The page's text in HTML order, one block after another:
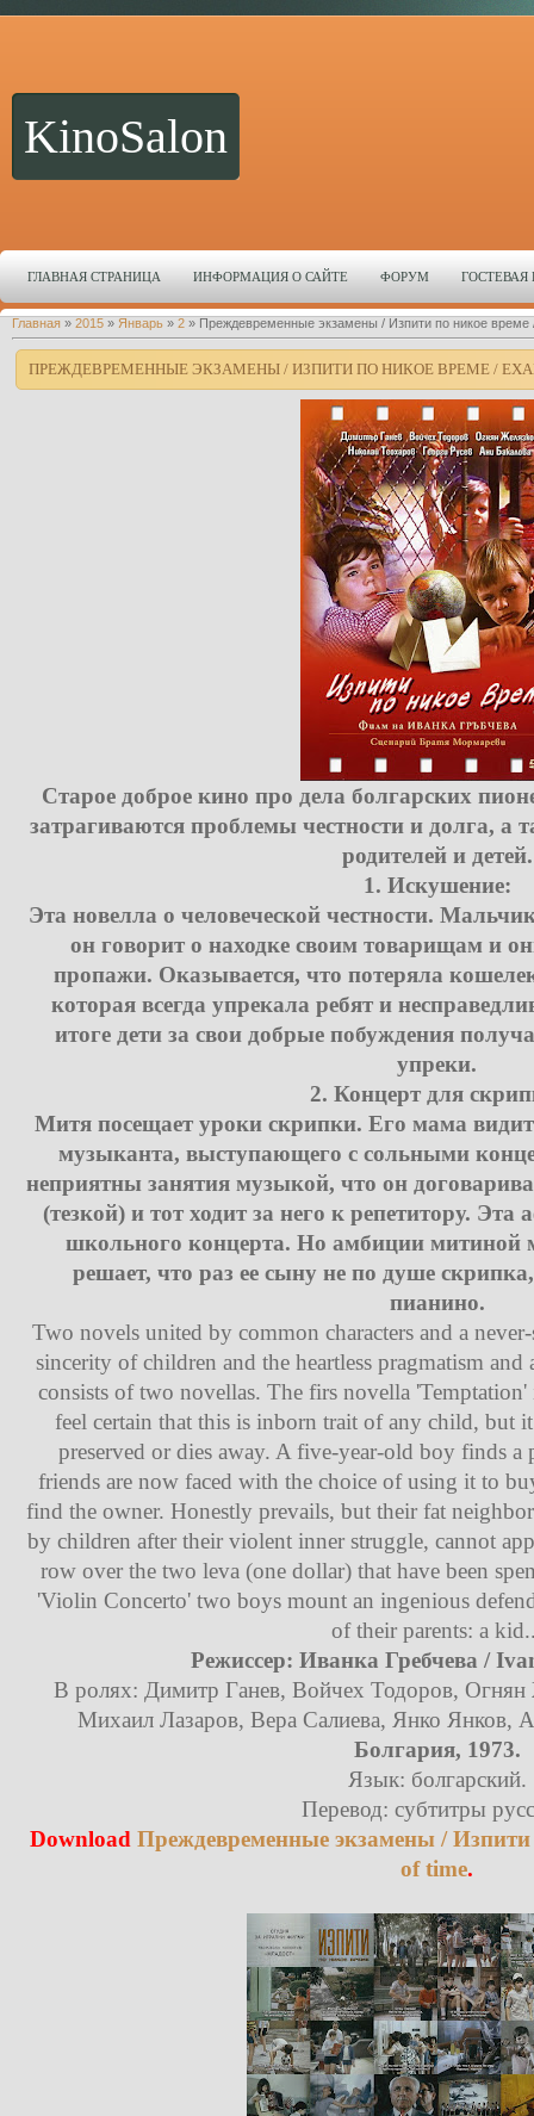
KinoSalon
ГЛАВНАЯ СТРАНИЦА ИНФОРМАЦИЯ О САЙТЕ ФОРУМ ГОСТЕВАЯ
Главная » 2015 » Январь » 2 » Преждевременные экзамены / Изпити по никое време
ПРЕЖДЕВРЕМЕННЫЕ ЭКЗАМЕНЫ / ИЗПИТИ ПО НИКОЕ ВРЕМЕ /
Старое доброе кино про дела болгарских
затрагиваются проблемы честности и долга, а
родителей и детей.
1. Искушение:
Эта новелла о человеческой честности.
он говорит о находке своим товарищам и
пропажи. Оказывается, что потеряла
которая всегда упрекала ребят и
итоге дети за свои добрые побуждения
упреки.
2. Концерт для
Митя посещает уроки скрипки. Его мама видит
музыканта, выступающего с сольными
неприятны занятия музыкой, что он
(тезкой) и тот ходит за него к репетитору.
школьного концерта. Но амбиции
решает, что раз ее сыну не по душе
пианино.
Two novels united by common characters and a
sincerity of children and the heartless pragmatism
consists of two novellas. The firs novella
feel certain that this is inborn trait of any child, but
preserved or dies away. A five-year-old boy finds
friends are now faced with the choice of using it to
find the owner. Honestly prevails, but their fat
by children after their violent inner struggle, cannot
row over the two leva (one dollar) that have been
'Violin Concerto' two boys mount an ingenious
of their parents: a
Режиссер: Иванка Гребчева /
В ролях: Димитр Ганев, Войчех Тодоров, Огнян
Михаил Лазаров, Вера Салиева, Янко Янков,
Болгария, 1973.
Язык: болгарский.
Перевод: субтитры
Download Преждевременные экзамены /
of time.